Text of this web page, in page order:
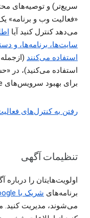
سریع‌تر) و توصیه‌های
«فعالیت وب و برنامه»
می‌دهد کنترل کنید آیا
استفاده می‌کنند
برای بهبود سرویس‌های Google استفاده شود یا نه.
رفتن به کنترل‌های
تنظیمات آگهی
برنامه‌های شریک با Google
می‌شوند، مدیریت کنید.